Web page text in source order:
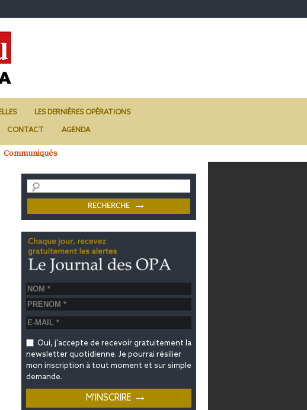
LES DERNIÈRES OPÉRATIONS
CONTACT AGENDA
Communiqués
Oui, j'accepte de recevoir gratuitement la
newsletter quotidienne. Je pourrai résilier
mon inscription à tout moment et sur simple
demande.